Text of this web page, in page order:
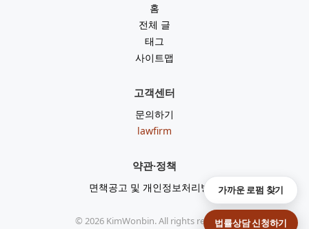
홈
전체 글
태그
사이트맵
고객센터
문의하기
lawfirm
약관·정책
면책공고 및 개인정보처리방침
© 2026KimWonbin. All rights reserved.
가까운 로펌 찾기
법률상담 신청하기